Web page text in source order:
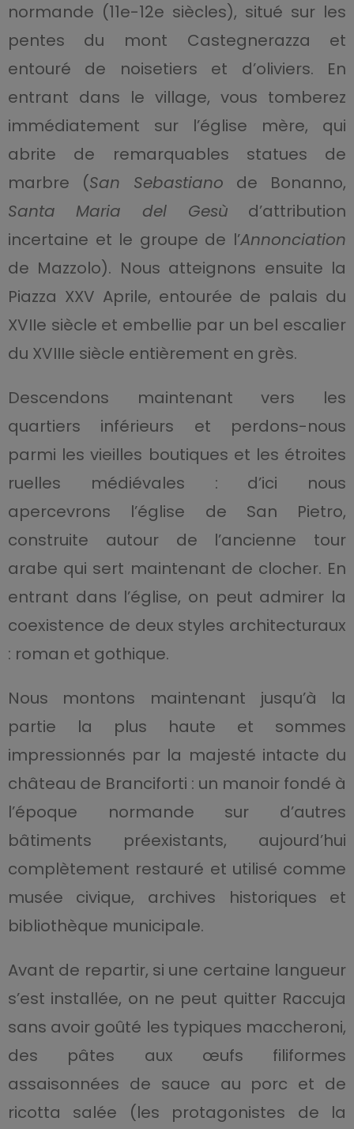
normande (11e-12e siècles), situé sur les
pentes du mont Castegnerazza et
entouré de noisetiers et d’oliviers. En
entrant dans le village, vous tomberez
immédiatement sur l’église mère, qui
abrite de remarquables statues de
marbre (San Sebastiano de Bonanno,
Santa Maria del Gesù d’attribution
incertaine et le groupe de l’Annonciation
de Mazzolo). Nous atteignons ensuite la
Piazza XXV Aprile, entourée de palais du
XVIIe siècle et embellie par un bel escalier
du XVIIIe siècle entièrement en grès.
Descendons maintenant vers les
quartiers inférieurs et perdons-nous
parmi les vieilles boutiques et les étroites
ruelles médiévales : d’ici nous
apercevrons l’église de San Pietro,
construite autour de l’ancienne tour
arabe qui sert maintenant de clocher. En
entrant dans l’église, on peut admirer la
coexistence de deux styles architecturaux
: roman et gothique.
Nous montons maintenant jusqu’à la
partie la plus haute et sommes
impressionnés par la majesté intacte du
château de Branciforti : un manoir fondé à
l’époque normande sur d’autres
bâtiments préexistants, aujourd’hui
complètement restauré et utilisé comme
musée civique, archives historiques et
bibliothèque municipale.
Avant de repartir, si une certaine langueur
s’est installée, on ne peut quitter Raccuja
sans avoir goûté les typiques maccheroni,
des pâtes aux œufs filiformes
assaisonnées de sauce au porc et de
ricotta salée (les protagonistes de la